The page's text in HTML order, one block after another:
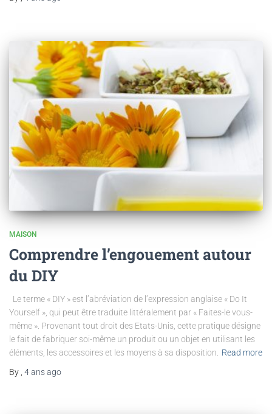
MAISON
Comprendre l’engouement autour
du DIY
Le terme « DIY » est l’abréviation de l’expression anglaise « Do It
Yourself », qui peut être traduite littéralement par « Faites-le vous-
même ». Provenant tout droit des Etats-Unis, cette pratique désigne
le fait de fabriquer soi-même un produit ou un objet en utilisant les
éléments, les accessoires et les moyens à sa disposition.
Read more
By 4 ansago